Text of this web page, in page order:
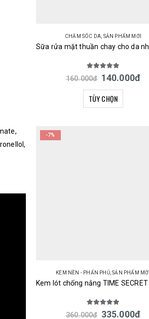
CHĂM SÓC DA, SẢN PHẨM MỚI
out of 5
160.000đ 140.000đ
TÙY CHỌN
-7%
KEM NỀN - PHẤN PHỦ,SẢN PHẨM MỚI
out of 5
360.000đ 335.000đ